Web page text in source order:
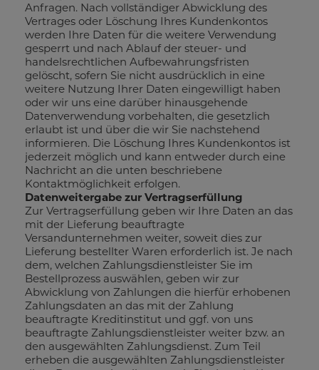
Anfragen. Nach vollständiger Abwicklung des
Vertrages oder Löschung Ihres Kundenkontos
werden Ihre Daten für die weitere Verwendung
gesperrt und nach Ablauf der steuer- und
handelsrechtlichen Aufbewahrungsfristen
gelöscht, sofern Sie nicht ausdrücklich in eine
weitere Nutzung Ihrer Daten eingewilligt haben
oder wir uns eine darüber hinausgehende
Datenverwendung vorbehalten, die gesetzlich
erlaubt ist und über die wir Sie nachstehend
informieren. Die Löschung Ihres Kundenkontos ist
jederzeit möglich und kann entweder durch eine
Nachricht an die unten beschriebene
Kontaktmöglichkeit erfolgen.
Datenweitergabe zur Vertragserfüllung
Zur Vertragserfüllung geben wir Ihre Daten an das
mit der Lieferung beauftragte
Versandunternehmen weiter, soweit dies zur
Lieferung bestellter Waren erforderlich ist. Je nach
dem, welchen Zahlungsdienstleister Sie im
Bestellprozess auswählen, geben wir zur
Abwicklung von Zahlungen die hierfür erhobenen
Zahlungsdaten an das mit der Zahlung
beauftragte Kreditinstitut und ggf. von uns
beauftragte Zahlungsdienstleister weiter bzw. an
den ausgewählten Zahlungsdienst. Zum Teil
erheben die ausgewählten Zahlungsdienstleister